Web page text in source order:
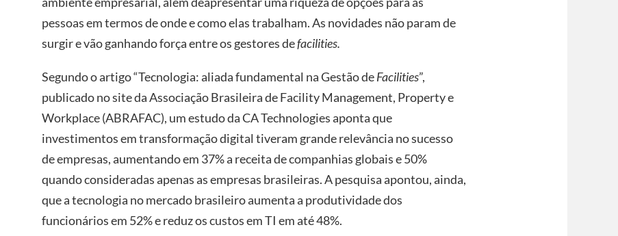
pessoas em termos de onde e como elas trabalham. As novidades não param de
surgir e vão ganhando força entre os gestores defacilities.
Segundo o artigo “Tecnologia: aliada fundamental na Gestão deFacilities”,
publicado no site da Associação Brasileira de Facility Management, Property e
Workplace (ABRAFAC), um estudo da CA Technologies aponta que
investimentos em transformação digital tiveram grande relevância no sucesso
de empresas, aumentando em 37% a receita de companhias globais e 50%
quando consideradas apenas as empresas brasileiras. A pesquisa apontou, ainda,
que a tecnologia no mercado brasileiro aumenta a produtividade dos
funcionários em 52% e reduz os custos em TI em até 48%.